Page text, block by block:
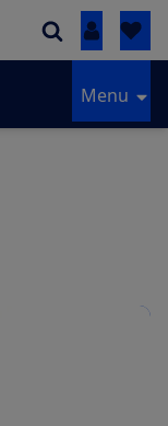
Inloggen
Menu